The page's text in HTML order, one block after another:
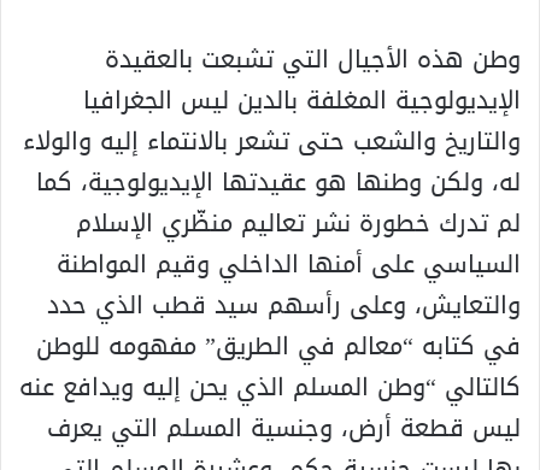
وطن هذه الأجيال التي تشبعت بالعقيدة
الإيديولوجية المغلفة بالدين ليس الجغرافيا
والتاريخ والشعب حتى تشعر بالانتماء إليه والولاء
له، ولكن وطنها هو عقيدتها الإيديولوجية، كما
لم تدرك خطورة نشر تعاليم منظّري الإسلام
السياسي على أمنها الداخلي وقيم المواطنة
والتعايش، وعلى رأسهم سيد قطب الذي حدد
في كتابه “معالم في الطريق” مفهومه للوطن
كالتالي “وطن المسلم الذي يحن إليه ويدافع عنه
ليس قطعة أرض، وجنسية المسلم التي يعرف